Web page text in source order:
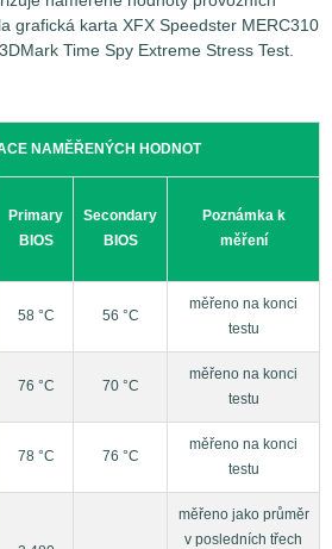
grafická karta XFX Speedster MERC310
Time Spy Extreme Stress Test.
NAMĚŘENÝCH HODNOT
Primary
BIOS
Secondary
BIOS
Poznámka k
měření
58 °C 56 °C
měřeno na konci
testu
76 °C 70 °C
měřeno na konci
testu
78 °C 76 °C
měřeno na konci
testu
měřeno jako průměr
v posledních třech